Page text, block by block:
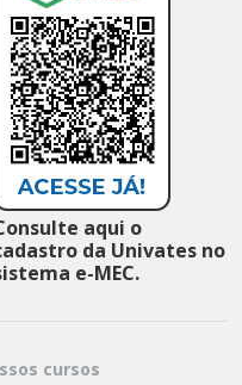
aqui o
da Univates no
e-MEC.
cursos